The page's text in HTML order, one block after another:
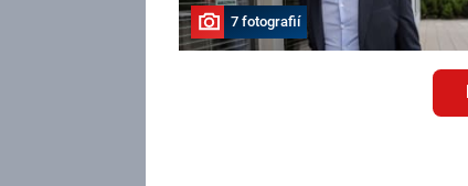
7 fotografií